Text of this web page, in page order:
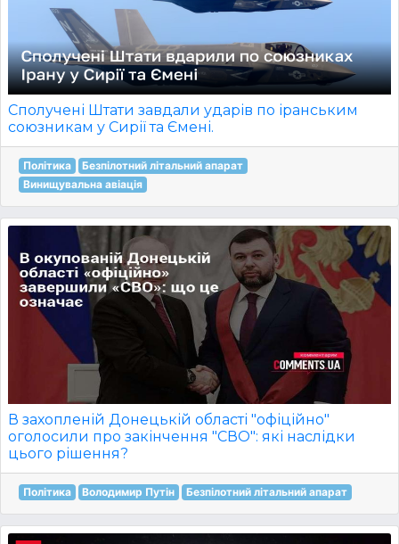
Сполучені Штати завдали ударів по іранським
союзникам у Сирії та Ємені.
Політика
Безпілотний літальний апарат
Винищувальна авіація
В захопленій Донецькій області "офіційно"
оголосили про закінчення "СВО": які наслідки
цього рішення?
Політика Володимир Путін Безпілотний літальний апарат